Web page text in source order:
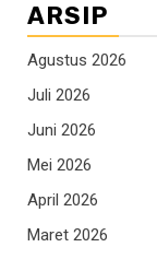
ARSIP
Agustus 2026
Juli 2026
Juni 2026
Mei 2026
April 2026
Maret 2026